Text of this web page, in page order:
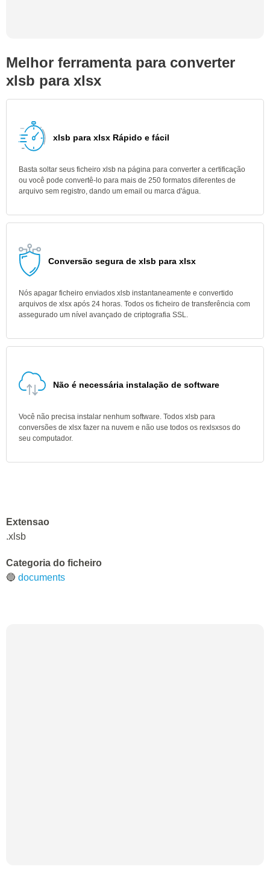
Melhor ferramenta para converter
xlsb para xlsx
xlsb para xlsx Rápido e fácil
Basta soltar seus ficheiro xlsb na página para converter a certificação
ou você pode convertê-lo para mais de 250 formatos diferentes de
arquivo sem registro, dando um email ou marca d'água.
Conversão segura de xlsb para xlsx
Nós apagar ficheiro enviados xlsb instantaneamente e convertido
arquivos de xlsx após 24 horas. Todos os ficheiro de transferência com
assegurado um nível avançado de criptografia SSL.
Não é necessária instalação de software
Você não precisa instalar nenhum software. Todos xlsb para
conversões de xlsx fazer na nuvem e não use todos os rexlsxsos do
seu computador.
Extensao
.xlsb
Categoria do ficheiro
🔵 documents